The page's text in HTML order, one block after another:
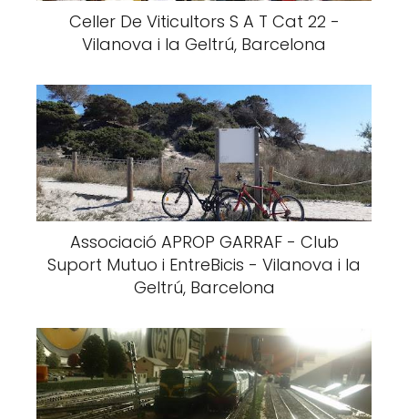
Celler De Viticultors S A T Cat 22 -
Vilanova i la Geltrú, Barcelona
Associació APROP GARRAF - Club
Suport Mutuo i EntreBicis - Vilanova i la
Geltrú, Barcelona